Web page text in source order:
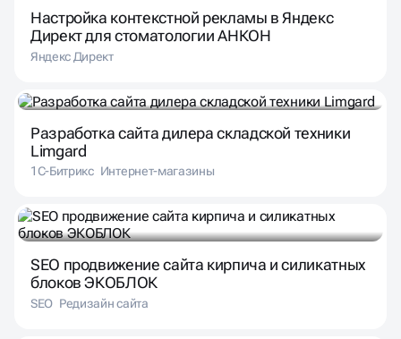
Настройка контекстной рекламы в Яндекс
Директ для стоматологии АНКОН
Яндекс Директ
Разработка сайта дилера складской техники
Limgard
1С-Битрикс Интернет-магазины
SEO продвижение сайта кирпича и силикатных
блоков ЭКОБЛОК
SEO Редизайн сайта